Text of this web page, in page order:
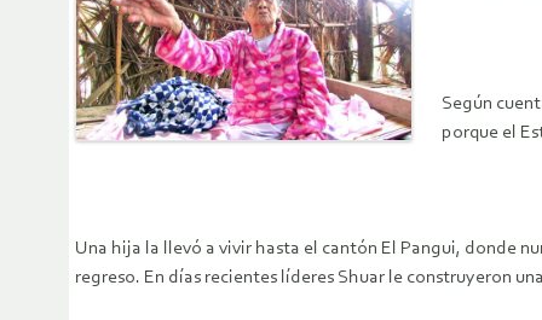
Según
porque el
Una hija la llevó a vivir hasta el cantón El Pangui, donde
regreso. En días recientes líderes Shuar le construyeron